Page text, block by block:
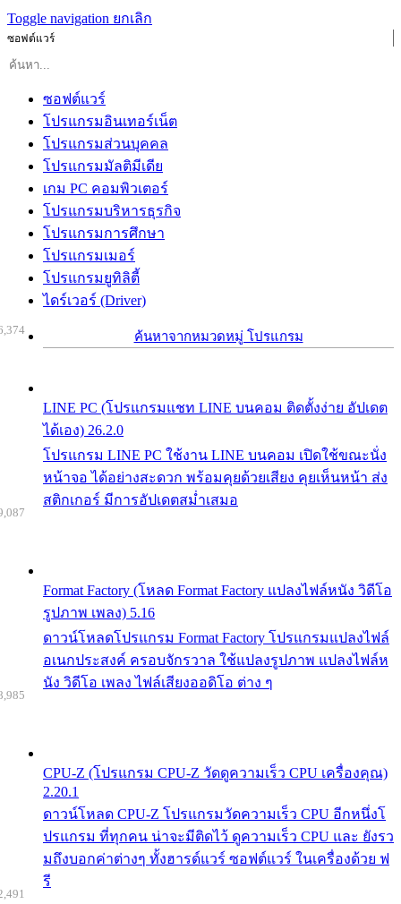
Toggle navigation ยกเลิก
ซอฟต์แวร์
ซอฟต์แวร์
โปรแกรมอินเทอร์เน็ต
โปรแกรมส่วนบุคคล
โปรแกรมมัลติมีเดีย
เกม PC คอมพิวเตอร์
โปรแกรมบริหารธุรกิจ
โปรแกรมการศึกษา
โปรแกรมเมอร์
โปรแกรมยูทิลิตี้
ไดร์เวอร์ (Driver)
ค้นหาจากหมวดหมู่ โปรแกรม
LINE PC (โปรแกรมแชท LINE บนคอม ติดตั้งง่าย อัปเดต
ได้เอง) 26.2.0
โปรแกรม LINE PC ใช้งาน LINE บนคอม เปิดใช้ขณะนั่ง
หน้าจอ ได้อย่างสะดวก พร้อมคุยด้วยเสียง คุยเห็นหน้า ส่ง
สติกเกอร์ มีการอัปเดตสม่ำเสมอ
Format Factory (โหลด Format Factory แปลงไฟล์หนัง วิดีโอ
รูปภาพ เพลง) 5.16
ดาวน์โหลดโปรแกรม Format Factory โปรแกรมแปลงไฟล์
อเนกประสงค์ ครอบจักรวาล ใช้แปลงรูปภาพ แปลงไฟล์ห
นัง วิดีโอ เพลง ไฟล์เสียงออดิโอ ต่าง ๆ
CPU-Z (โปรแกรม CPU-Z วัดดูความเร็ว CPU เครื่องคุณ)
2.20.1
ดาวน์โหลด CPU-Z โปรแกรมวัดความเร็ว CPU อีกหนึ่งโ
ปรแกรม ที่ทุกคน น่าจะมีติดไว้ ดูความเร็ว CPU และ ยังรว
มถึงบอกค่าต่างๆ ทั้งฮารด์แวร์ ซอฟต์แวร์ ในเครื่องด้วย ฟ
รี